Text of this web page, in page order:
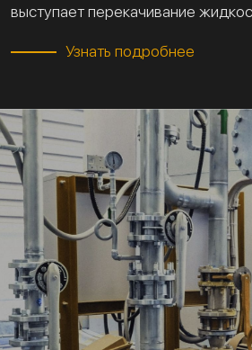
выступает перекачивание
Узнать подробнее